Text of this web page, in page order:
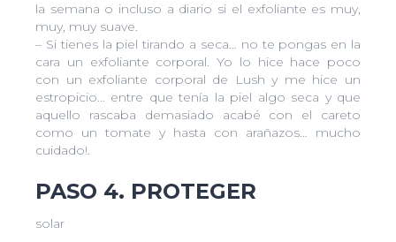
la semana o incluso a diario si el exfoliante es muy,
muy, muy suave.
– Si tienes la piel tirando a seca… no te pongas en la
cara un exfoliante corporal. Yo lo hice hace poco
con un exfoliante corporal de Lush y me hice un
estropicio… entre que tenía la piel algo seca y que
aquello rascaba demasiado acabé con el careto
como un tomate y hasta con arañazos… mucho
cuidado!.
PASO 4. PROTEGER
solar